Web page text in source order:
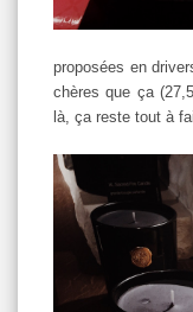
proposées en
chères que ça
là, ça reste tout à